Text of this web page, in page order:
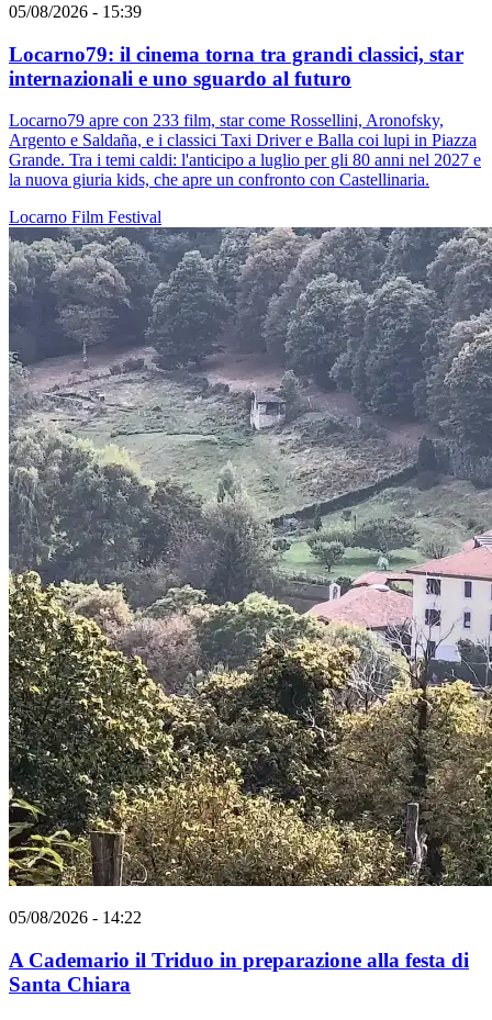
05/08/2026 - 15:39
Locarno79: il cinema torna tra grandi classici, star
internazionali e uno sguardo al futuro
Locarno79 apre con 233 film, star come Rossellini, Aronofsky,
Argento e Saldaña, e i classici Taxi Driver e Balla coi lupi in Piazza
Grande. Tra i temi caldi: l'anticipo a luglio per gli 80 anni nel 2027 e
la nuova giuria kids, che apre un confronto con Castellinaria.
Locarno Film Festival
05/08/2026 - 14:22
A Cademario il Triduo in preparazione alla festa di
Santa Chiara